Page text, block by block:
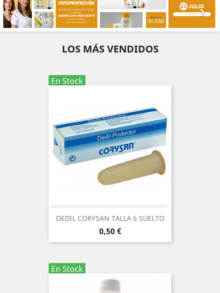
 
LOS MÁS VENDIDOS
En Stock
DEDIL CORYSAN TALLA 6 SUELTO
Precio
0,50 €
En Stock